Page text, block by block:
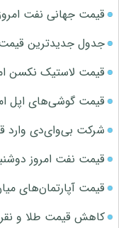
قیمت جهانی نفت امروز 1405/05/
جدول جدیدترین قیمت
قیمت لاستیک نکسن امروز
قیمت گوشی‌های اپل امروز
شرکت بی‌وای‌دی وارد
قیمت نفت امروز دوشنبه 19 مرداد
قیمت آپارتمان‌های
کاهش قیمت طلا و نقره